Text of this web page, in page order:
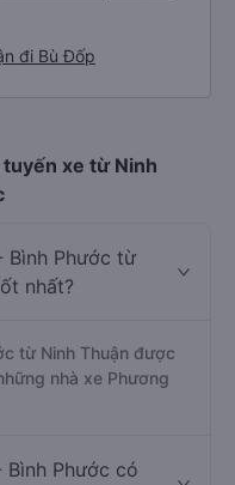
đi Bù Đốp
xe từ Ninh
Bình Phước từ
nhất?
từ Ninh Thuận được
nhà xe Phương
Phước có